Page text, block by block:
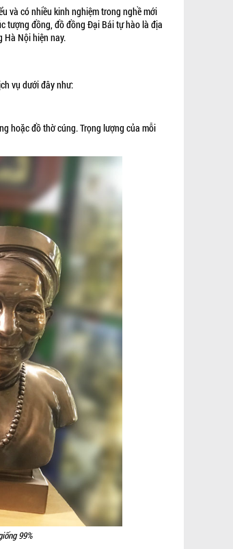
và có nhiều kinh nghiệm trong nghề mới
tượng đồng, đồ đồng Đại Bái tự hào là địa
Nội hiện nay.
vụ dưới đây như:
hoặc đồ thờ cúng. Trọng lượng của mỗi
99%